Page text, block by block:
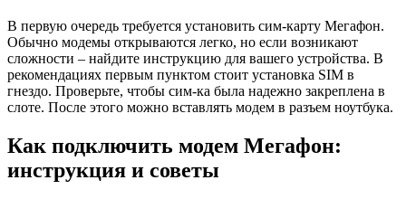
В первую очередь требуется установить сим-карту Мегафон.
Обычно модемы открываются легко, но если возникают
сложности – найдите инструкцию для вашего устройства. В
рекомендациях первым пунктом стоит установка SIM в
гнездо. Проверьте, чтобы сим-ка была надежно закреплена в
слоте. После этого можно вставлять модем в разъем ноутбука.
Как подключить модем Мегафон:
инструкция и советы